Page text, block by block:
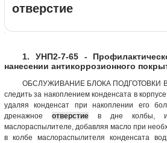
отверстие
1. УНП2-7-65 -
нанесении антикоррозионного
ОБСЛУЖИВАНИЕ БЛОКА ПОДГОТОВКИ
следить за накоплением конденсата в
удаляя конденсат при накоплении его
дренажное отверстие в дне колбы,
маслораспылителе, добавляя масло при
в колбе маслораспылителя конденсата